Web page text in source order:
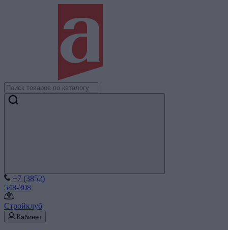
+7 (3852)
548-308
Стройклуб
Кабинет